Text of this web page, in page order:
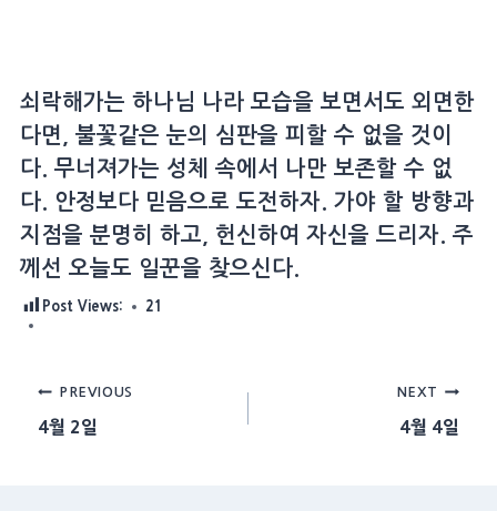
쇠락해가는 하나님 나라 모습을 보면서도 외면한
다면, 불꽃같은 눈의 심판을 피할 수 없을 것이
다. 무너져가는 성체 속에서 나만 보존할 수 없
다. 안정보다 믿음으로 도전하자. 가야 할 방향과
지점을 분명히 하고, 헌신하여 자신을 드리자. 주
께선 오늘도 일꾼을 찾으신다.
Post Views: 21
Post
navigation
PREVIOUS
4월 2일
NEXT
4월 4일